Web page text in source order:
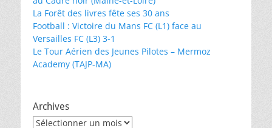
La Forêt des livres fête ses 30 ans
Football : Victoire du Mans FC (L1) face au
Versailles FC (L3) 3-1
Le Tour Aérien des Jeunes Pilotes – Mermoz
Academy (TAJP-MA)
Archives
Archives